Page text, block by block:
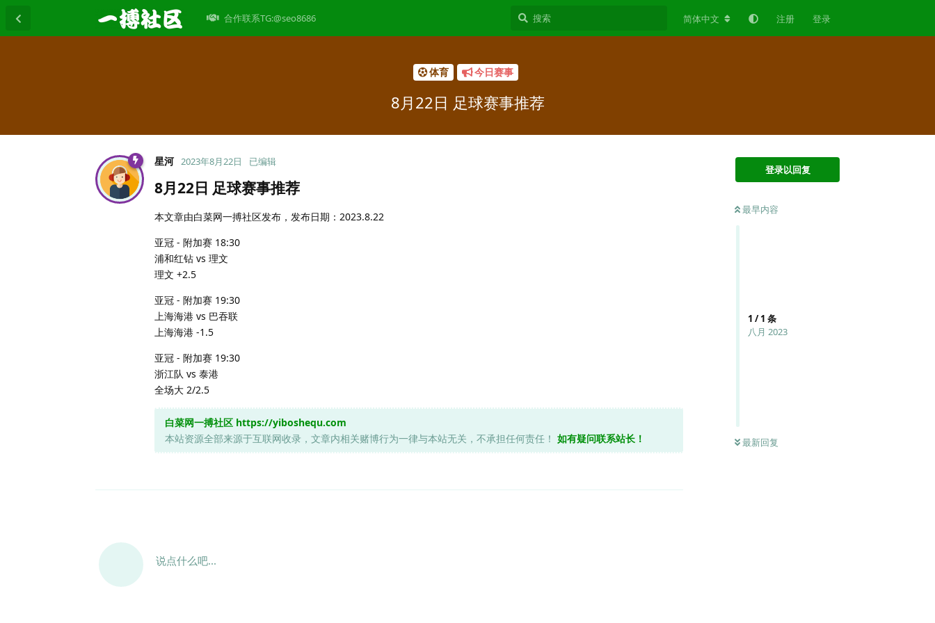
合作联系TG:@seo8686 简体中文 注册 登录
体育 今日赛事
8月22日 足球赛事推荐
登录以回复
最早内容
1 /1 条
八月 2023
最新回复
星河 2023年8月22日 已编辑
8月22日 足球赛事推荐
本文章由白菜网一搏社区发布，发布日期：2023.8.22
亚冠 - 附加赛 18:30
浦和红钻 vs 理文
理文 +2.5
亚冠 - 附加赛 19:30
上海海港 vs 巴吞联
上海海港 -1.5
亚冠 - 附加赛 19:30
浙江队 vs 泰港
全场大 2/2.5
白菜网一搏社区 https://yiboshequ.com
本站资源全部来源于互联网收录，文章内相关赌博行为一律与本站无关，不承担任何责任！ 如有疑问联系站长！
说点什么吧...